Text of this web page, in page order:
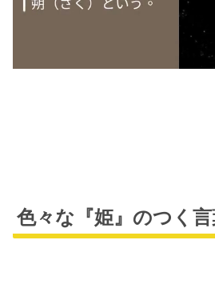
色々な『姫』のつく